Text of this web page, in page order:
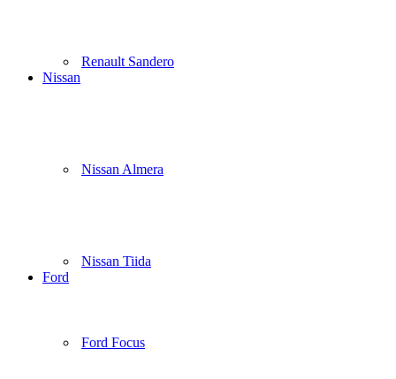
Renault Sandero
Nissan
Nissan Almera
Nissan Tiida
Ford
Ford Focus